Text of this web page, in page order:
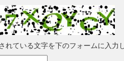
れている文字を下のフォームに入力